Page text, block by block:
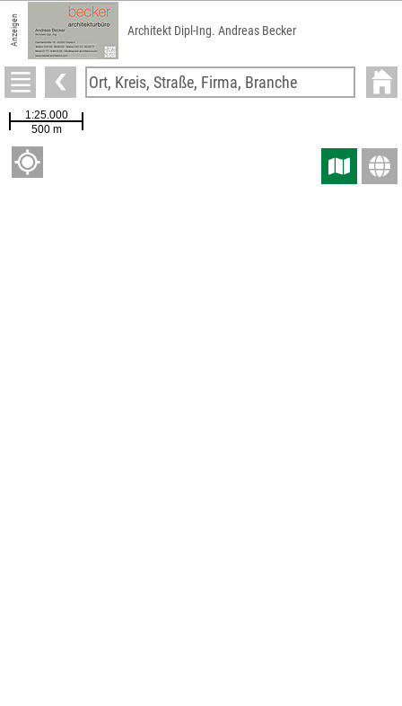
Anzeigen Architekt Dipl-Ing. Andreas Becker